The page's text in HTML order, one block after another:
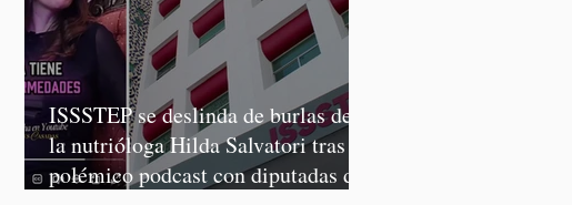
ISSSTEP se deslinda de burlas de
la nutrióloga Hilda Salvatori tras
polémico podcast con diputadas de